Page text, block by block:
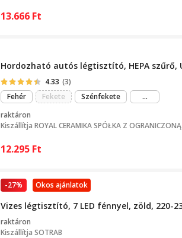
13.666 Ft
Hordozható autós légtisztító, HEPA
4.33 (3)
Fehér
Fekete Szénfekete ...még
raktáron
Kiszállítja ROYAL CERAMIKA SPÓŁKA Z
12.295 Ft
Okos ajánlatok
-27%
Vizes légtisztító, 7 LED fénnyel, zöld, 220-
raktáron
Kiszállítja SOTRAB